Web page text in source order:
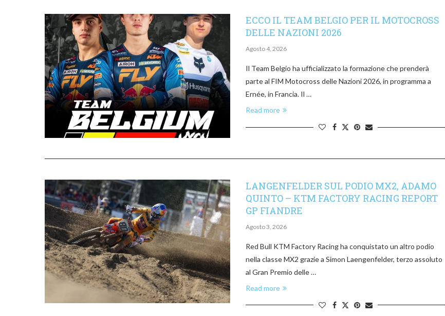
ECCO IL TEAM BELGIO PER IL MOTOCROSS
DELLE NAZIONI 2026
Agosto 4, 2026
Il Team Belgio ha ufficializzato la formazione che prenderà
parte al FIM Motocross delle Nazioni 2026, in programma a
Ernée, in Francia. Il …
Read more
LANGENFELDER SUL PODIO MX2, ADAMO
QUINTO – KTM FACTORY RACING REPORT
GP FIANDRE
Agosto 3, 2026
Red Bull KTM Factory Racing ha conquistato un altro podio
nella classe MX2 grazie a Simon Laengenfelder, terzo assoluto
al Gran Premio delle …
Read more